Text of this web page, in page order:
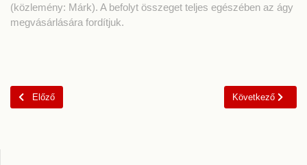
(közlemény: Márk). A befolyt összeget teljes egészében az ágy
megvásárlására fordítjuk.
Előző cikk: Kopasz Énekesnő Ják
Előző Következő cikk:
Következő